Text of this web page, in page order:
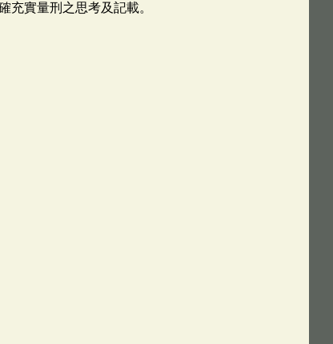
充實量刑之思考及記載。